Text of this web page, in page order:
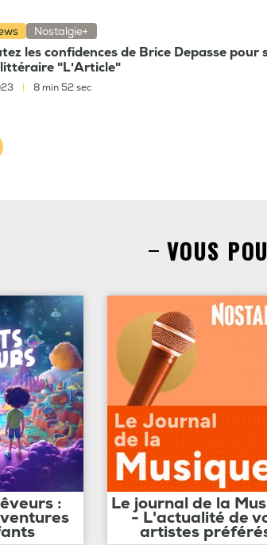
Nostalgie+
les confidences de Brice Depasse
littéraire "L'Article"
8 min 52 sec
VOUS
: Le journal de la
- L'actualité de
artistes